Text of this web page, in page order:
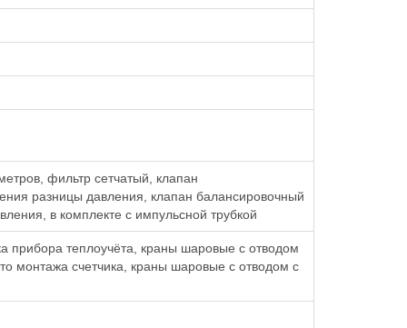
фильтр сетчатый, клапан
разницы давления, клапан балансировочный
в комплекте с импульсной трубкой
теплоучёта, краны шаровые с отводом
монтажа счетчика, краны шаровые с отводом с